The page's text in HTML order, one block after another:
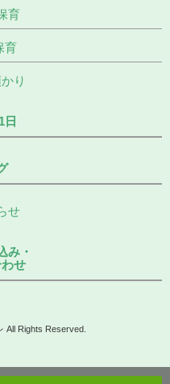
育
育
り
日
せ
み・
せ
All Rights Reserved.